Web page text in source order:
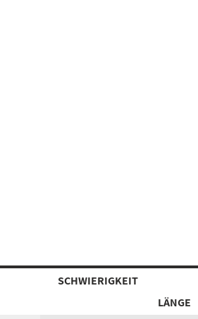
SCHWIERIGKEIT
LÄNGE